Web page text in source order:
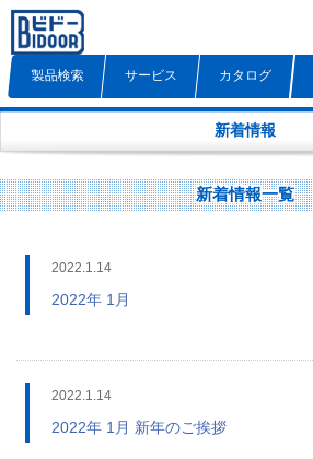
製品検索 サービス カタログ
新着情報
新着情報一覧
2022.1.14
2022年 1月
2022.1.14
2022年 1月 新年のご挨拶